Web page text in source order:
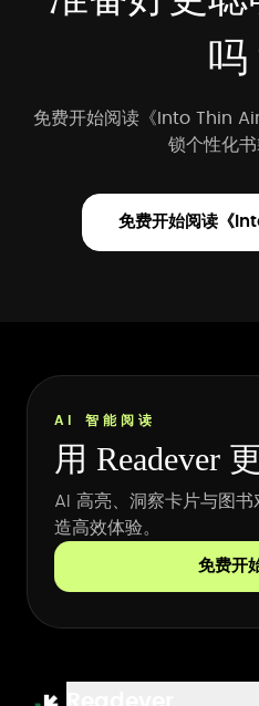
吗
免费开始阅读《Into Thin
锁个性化书
免费开始阅读《
AI 智能阅读
用 Readever
AI 高亮、洞察卡片与图
造高效体验。
免费开